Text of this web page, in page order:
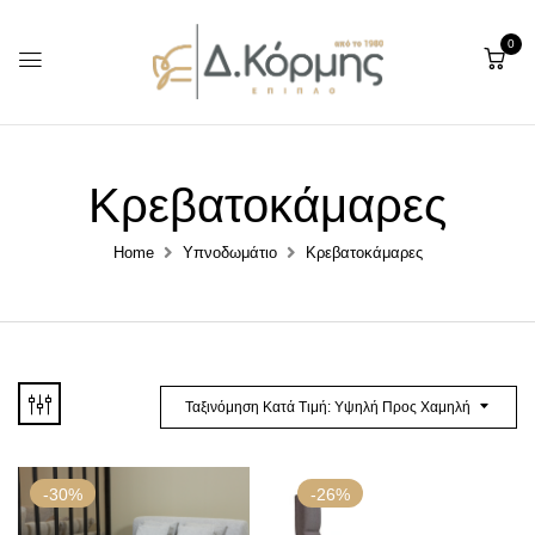
0
Κρεβατο­κάμαρες
Home Υπνο­δωμάτιο Κρεβατο­κάμαρες
Ταξινόμηση Κατά Τιμή: Υψηλή Προς Χαμηλή
-30% -26%